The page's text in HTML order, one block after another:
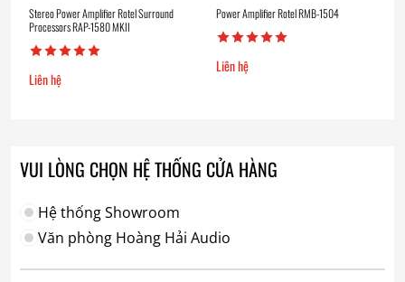
Stereo Power Amplifier Rotel Surround
Processors RAP-1580 MKII
Liên hệ
Power Amplifier Rotel RMB-1504
Liên hệ
VUI LÒNG CHỌN HỆ THỐNG CỬA HÀNG
Hệ thống Showroom
Văn phòng Hoàng Hải Audio